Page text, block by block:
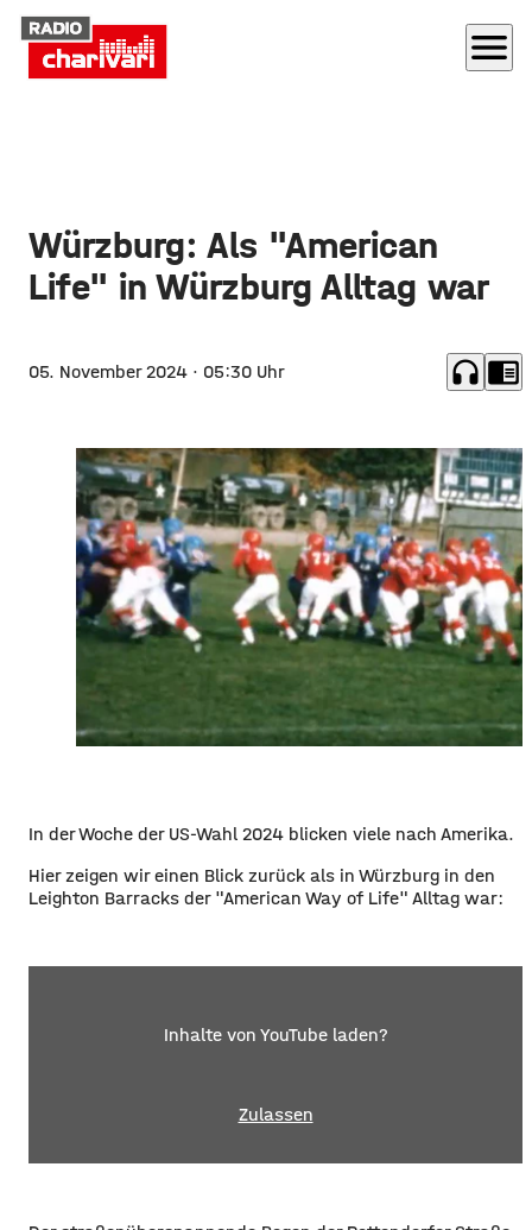
menu
Würzburg: Als "American
Life" in Würzburg Alltag war
05. November 2024 · 05:30 Uhr headphones chrome_reader_mode
In der Woche der US-Wahl 2024 blicken viele nach Amerika.
Hier zeigen wir einen Blick zurück als in Würzburg in den
Leighton Barracks der "American Way of Life" Alltag war:
Inhalte von YouTube laden?
Zulassen